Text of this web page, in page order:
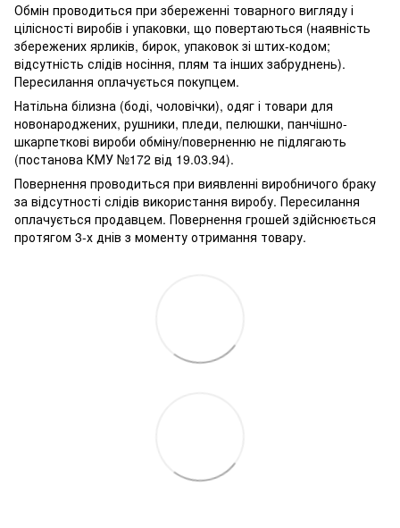
Обмін проводиться при збереженні товарного вигляду і
цілісності виробів і упаковки, що повертаються (наявність
збережених ярликів, бирок, упаковок зі штих-кодом;
відсутність слідів носіння, плям та інших забруднень).
Пересилання оплачується покупцем.
Натільна білизна (боді, чоловічки), одяг і товари для
новонароджених, рушники, пледи, пелюшки, панчішно-
шкарпеткові вироби обміну/поверненню не підлягають
(постанова КМУ №172 від 19.03.94).
Повернення проводиться при виявленні виробничого браку
за відсутності слідів використання виробу. Пересилання
оплачується продавцем. Повернення грошей здійснюється
протягом 3-х днів з моменту отримання товару.